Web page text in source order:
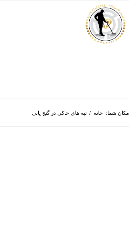
مکان شما: خانه / تپه های خاکی در گنج یابی